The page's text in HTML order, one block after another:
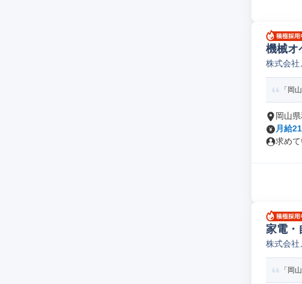
機械オ
株式会社
「岡
岡山
月給
求め
家電・
株式会社
「岡